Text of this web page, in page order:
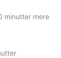
minutter mere